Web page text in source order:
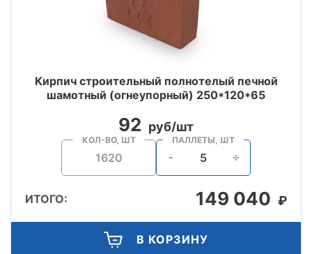
Кирпич строительный полнотелый печной
шамотный (огнеупорный) 250*120*65
92 руб/шт
КОЛ-ВО, ШТ ПАЛЛЕТЫ, ШТ
ИТОГО: 149 040 ₽
В КОРЗИНУ